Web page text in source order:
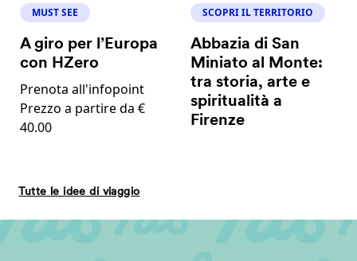
MUST SEE
A giro per l’Europa
con HZero
Prenota all'infopoint
Prezzo a partire da €
40.00
SCOPRI IL TERRITORIO
Abbazia di San
Miniato al Monte:
tra storia, arte e
spiritualità a
Firenze
Tutte le idee di viaggio